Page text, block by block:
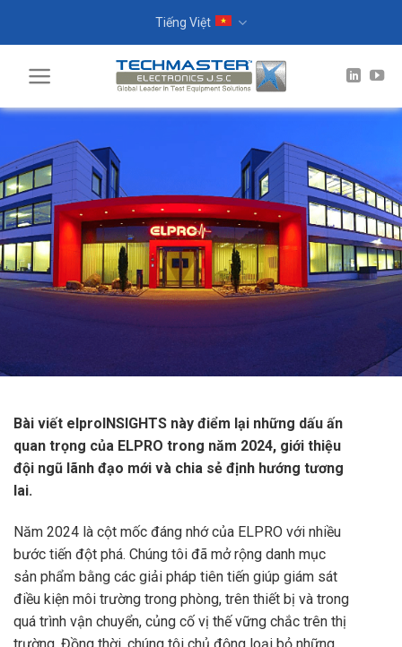
Tiếng Việt
Bài viết elproINSIGHTS này điểm lại những dấu ấn
quan trọng của ELPRO trong năm 2024, giới thiệu
đội ngũ lãnh đạo mới và chia sẻ định hướng tương
lai.
Năm 2024 là cột mốc đáng nhớ của ELPRO với nhiều
bước tiến đột phá. Chúng tôi đã mở rộng danh mục
sản phẩm bằng các giải pháp tiên tiến giúp giám sát
điều kiện môi trường trong phòng, trên thiết bị và trong
quá trình vận chuyển, củng cố vị thế vững chắc trên thị